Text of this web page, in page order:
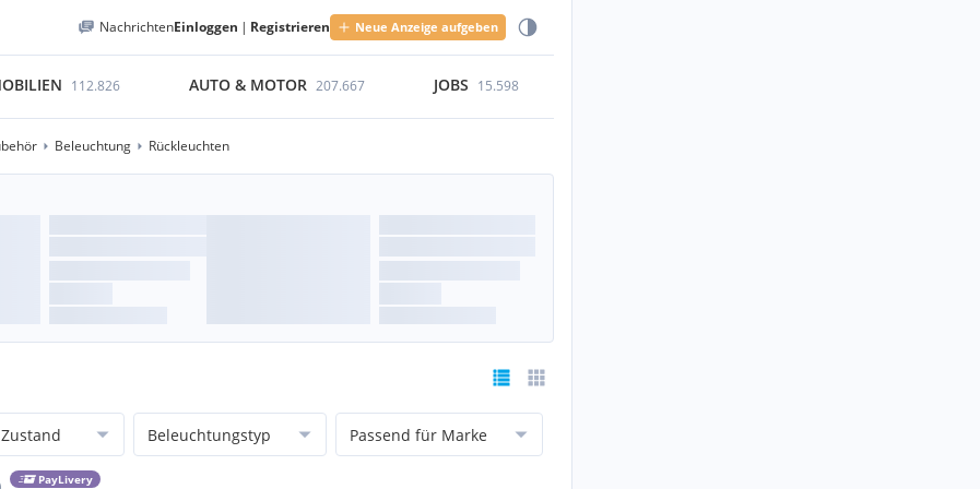
NachrichtenEinloggen | Registrieren Neue Anzeige aufgeben
112.826 AUTO & MOTOR 207.667 JOBS 15.598
Beleuchtung Rückleuchten
Zustand Beleuchtungstyp Passend für Marke
PayLivery